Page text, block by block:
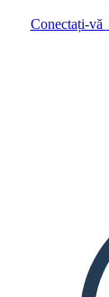
Conectați-vă